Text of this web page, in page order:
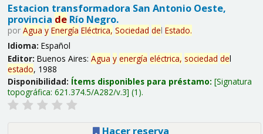
Estacion transformadora San Antonio Oeste,
provincia deRío Negro.
por Agua y Energía Eléctrica, Sociedad del Estado.
Idioma: Español
Editor: Buenos Aires: Agua y energía eléctrica, sociedad del
estado, 1988
Disponibilidad: Ítems disponibles para préstamo: Signatura
topográfica: 621.374.5/A282/v.3 (1).
Hacer reserva